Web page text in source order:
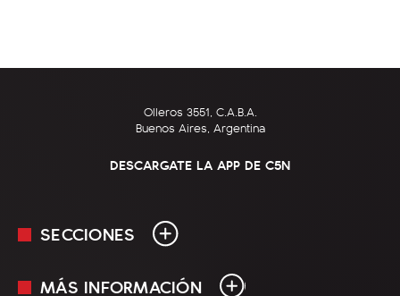
Olleros 3551, C.A.B.A.
Buenos Aires, Argentina
DESCARGATE LA APP DE C5N
SECCIONES
En Vivo
MÁS INFORMACIÓN